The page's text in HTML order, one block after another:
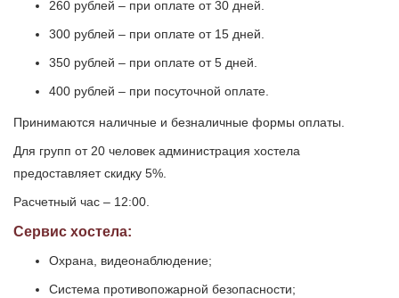
260 рублей – при оплате от 30 дней.
300 рублей – при оплате от 15 дней.
350 рублей – при оплате от 5 дней.
400 рублей – при посуточной оплате.
Принимаются наличные и безналичные формы оплаты.
Для групп от 20 человек администрация хостела
предоставляет скидку 5%.
Расчетный час – 12:00.
Сервис хостела:
Охрана, видеонаблюдение;
Система противопожарной безопасности;